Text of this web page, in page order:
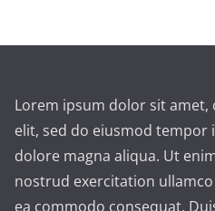
Lorem ipsum dolor sit
elit, sed do eiusmod
dolore magna aliqua. Ut
nostrud exercitation
ea commodo consequat.